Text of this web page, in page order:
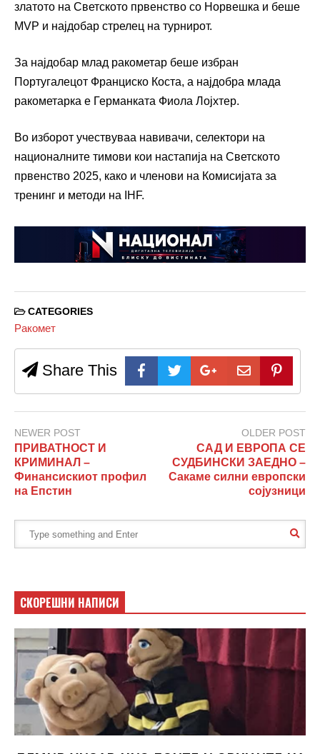
златото на Светското првенство со Норвешка и беше
MVP и најдобар стрелец на турнирот.
За најдобар млад ракометар беше избран
Португалецот Франциско Коста, а најдобра млада
ракометарка е Германката Фиола Лојхтер.
Во изборот учествуваа навивачи, селектори на
националните тимови кои настапија на Светското
првенство 2025, како и членови на Комисијата за
тренинг и методи на IHF.
CATEGORIES
Ракомет
Share This
NEWER POST
ПРИВАТНОСТ И
КРИМИНАЛ –
Финансискиот профил
на Епстин
OLDER POST
САД И ЕВРОПА СЕ
СУДБИНСКИ ЗАЕДНО –
Сакаме силни европски
сојузници
СКОРЕШНИ НАПИСИ